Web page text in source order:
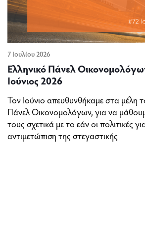
7 Ιουλίου 2026
Ελληνικό Πάνελ
Ιούνιος 2026
Τον Ιούνιο απευθυνθήκαμε στα μέλη
Πάνελ Οικονομολόγων, για να
τους σχετικά με το εάν οι πολιτικές
αντιμετώπιση της στεγαστικής